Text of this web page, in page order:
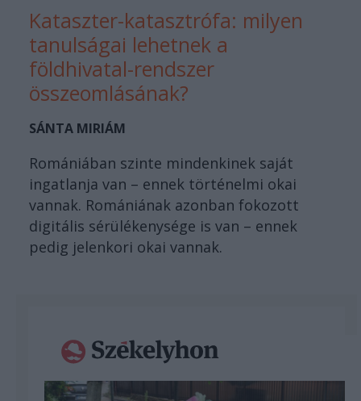
Kataszter-katasztrófa: milyen
tanulságai lehetnek a
földhivatal-rendszer
összeomlásának?
SÁNTA MIRIÁM
Romániában szinte mindenkinek saját
ingatlanja van – ennek történelmi okai
vannak. Romániának azonban fokozott
digitális sérülékenysége is van – ennek
pedig jelenkori okai vannak.